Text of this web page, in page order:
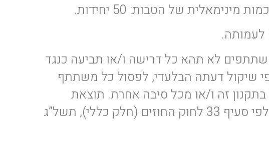
של הטבות: 50 יחידות.
לעמותה.
לא תהא כל דרישה ו/או תביעה כנגד
שיקול דעתה הבלעדי, לפסול כל משתתף
זה ו/או מכל סיבה אחרת. תוצאת
הפעילות תהא סופית, מוחלטת ובלתי ניתנת לערעור, ולא תהא נושא לדיון משפטי, לפי סעיף 33 לחוק החוזים (חלק כללי), תשל”ג